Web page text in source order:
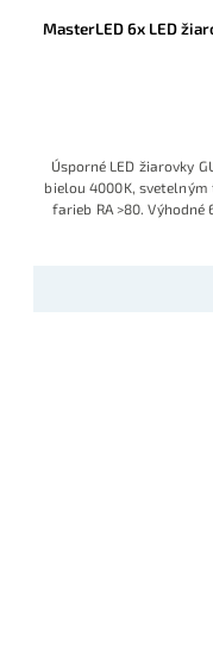
MasterLED 6x LED
Úsporné LED žiarovky
bielou 4000K,
farieb RA >80. Výhodné